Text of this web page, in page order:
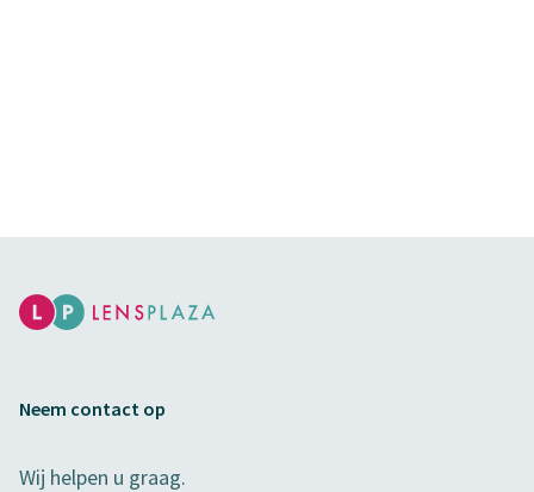
Neem contact op
Wij helpen u graag.